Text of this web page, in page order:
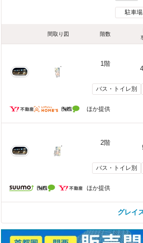
駐車場
間取り図 階数
1階
バス・トイレ別
ほか提供
2階
バス・トイレ別
ほか提供
グレイ